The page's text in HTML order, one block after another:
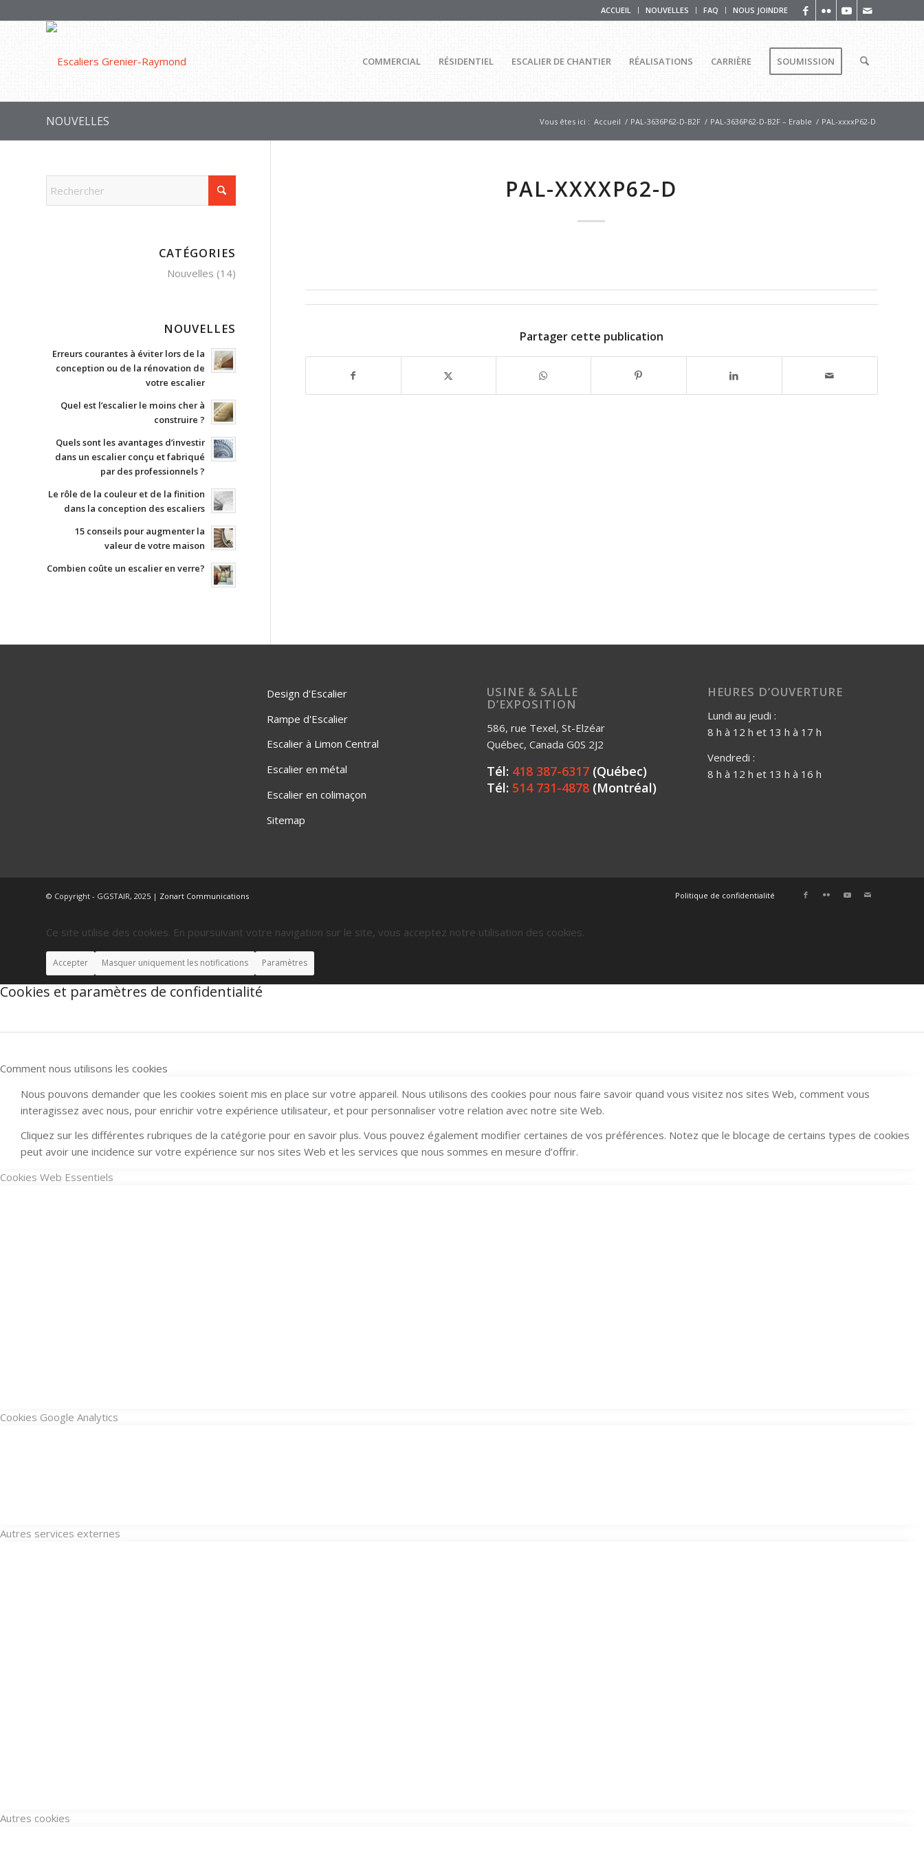
ACCUEIL NOUVELLES FAQ NOUS JOINDRE
COMMERCIAL RÉSIDENTIEL ESCALIER DE CHANTIER RÉALISATIONS CARRIÈRE SOUMISSION
NOUVELLES Vous êtes ici : Accueil / PAL-3636P62-D-B2F / PAL-3636P62-D-B2F – Erable / PAL-xxxxP62-D
PAL-XXXXP62-D
Partager cette publication
CATÉGORIES
Nouvelles (14)
NOUVELLES
Erreurs courantes à éviter lors de la
conception ou de la rénovation de
votre escalier
Quel est l’escalier le moins cher à
construire ?
Quels sont les avantages d’investir
dans un escalier conçu et fabriqué
par des professionnels ?
Le rôle de la couleur et de la finition
dans la conception des escaliers
15 conseils pour augmenter la
valeur de votre maison
Combien coûte un escalier en verre?
Design d'Escalier
Rampe d'Escalier
Escalier à Limon Central
Escalier en métal
Escalier en colimaçon
Sitemap
USINE & SALLE
D’EXPOSITION
586, rue Texel, St-Elzéar
Québec, Canada G0S 2J2
Tél: 418 387-6317 (Québec)
Tél: 514 731-4878 (Montréal)
HEURES D’OUVERTURE
Lundi au jeudi :
8 h à 12 h et 13 h à 17 h
Vendredi :
8 h à 12 h et 13 h à 16 h
© Copyright - GGSTAIR, 2025 | Zonart Communications Politique de confidentialité
Ce site utilise des cookies. En poursuivant votre navigation sur le site, vous acceptez notre utilisation des cookies.
Accepter Masquer uniquement les notifications Paramètres
Cookies et paramètres de confidentialité
Comment nous utilisons les cookies
Nous pouvons demander que les cookies soient mis en place sur votre appareil. Nous utilisons des cookies pour nous faire savoir quand vous visitez nos sites Web, comment vous
interagissez avec nous, pour enrichir votre expérience utilisateur, et pour personnaliser votre relation avec notre site Web.
Cliquez sur les différentes rubriques de la catégorie pour en savoir plus. Vous pouvez également modifier certaines de vos préférences. Notez que le blocage de certains types de cookies
peut avoir une incidence sur votre expérience sur nos sites Web et les services que nous sommes en mesure d’offrir.
Cookies Web Essentiels
Cookies Google Analytics
Autres services externes
Autres cookies